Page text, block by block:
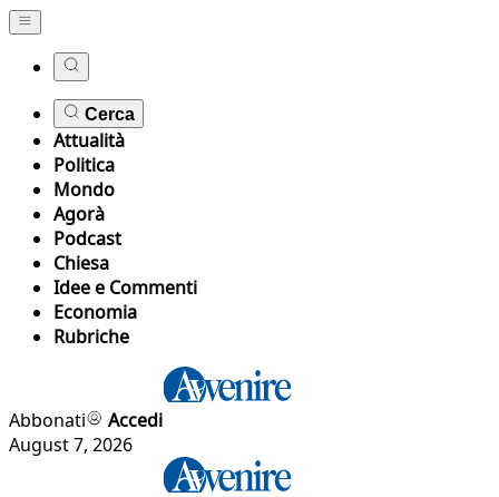
Cerca
Attualità
Politica
Mondo
Agorà
Podcast
Chiesa
Idee e Commenti
Economia
Rubriche
Abbonati
Accedi
August 7, 2026